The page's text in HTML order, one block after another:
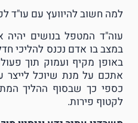
למה חשוב להיוועץ עם עו"ד
עוה"ד המטפל בנושים יהיה
במצב בו אדם נכנס להליכי
באופן מקיף ועמוק תוך
אתכם על מנת שיוכל לייצר
כספי כך שבסוף ההליך
לקטוף פירות.